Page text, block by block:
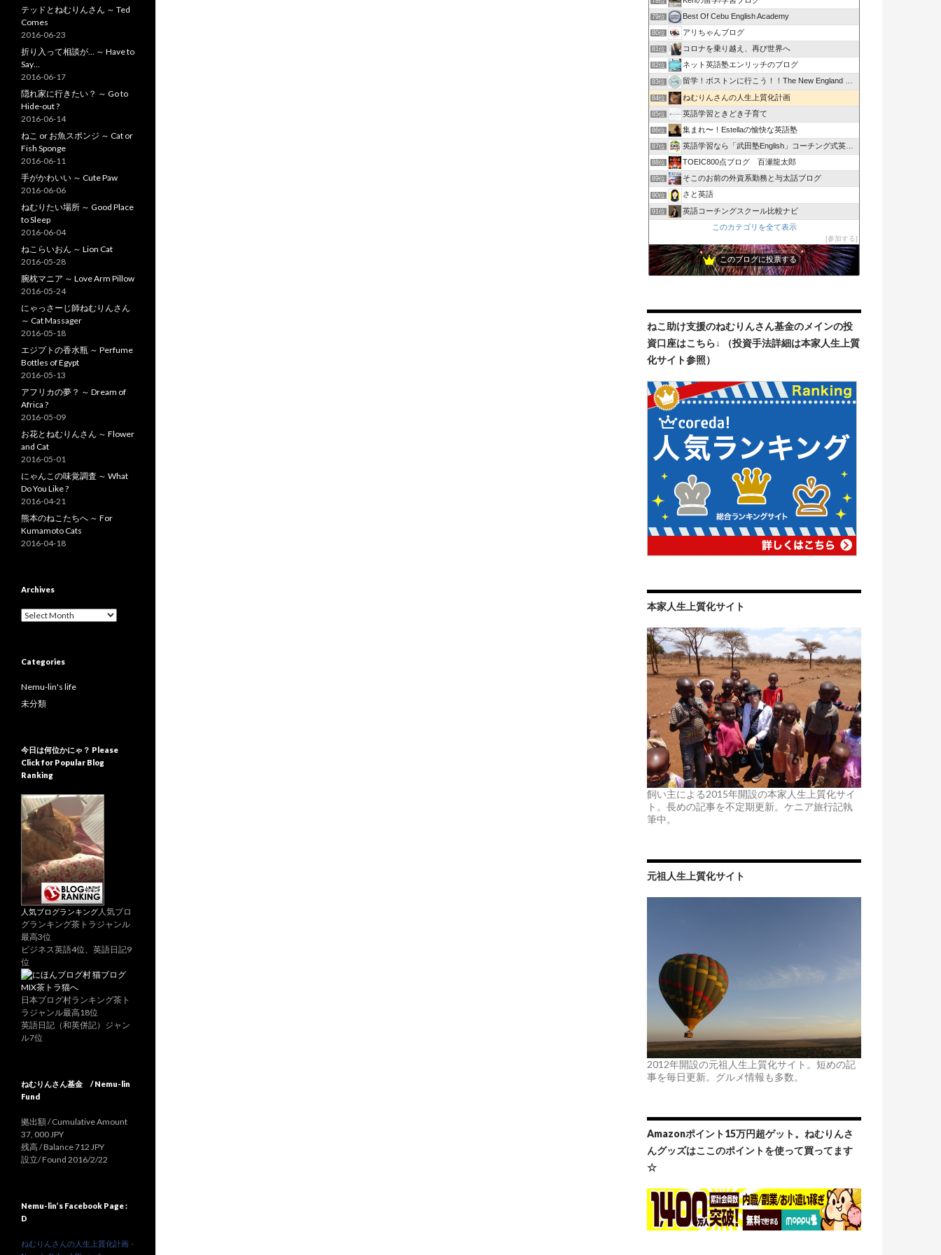
79位 Best Of Cebu English Academy
80位 アリちゃんブログ
81位 コロナを乗り越え、再び世界へ
82位 ネット英語塾エンリッチのブログ
83位 留学！ボストンに行こう！！The New England …
84位 ねむりんさんの人生上質化計画
85位 英語学習ときどき子育て
86位 集まれ〜！Estellaの愉快な英語塾
87位 英語学習なら「武田塾English」コーチング式英語スクール
88位 TOEIC800点ブログ 百瀬龍太郎
89位 そこのお前の外資系勤務と与太話ブログ
90位 さと英語
91位
英語コーチングスクール比較ナビ
このカテゴリを全て表示
参加する
このブログに投票する
ねこ助け支援のねむりんさん基金のメインの投
資口座はこちら↓ （投資手法詳細は本家人生上質
化サイト参照）
本家人生上質化サイト
飼い主による2015年開設の本家人生上質化サイ
ト。長めの記事を不定期更新。ケニア旅行記執
筆中。
元祖人生上質化サイト
2012年開設の元祖人生上質化サイト。短めの記
事を毎日更新。グルメ情報も多数。
Amazonポイント15万円超ゲット。ねむりんさ
んグッズはここのポイントを使って買ってます
☆
テッドとねむりんさん ～ Ted
Comes
2016-06-23
折り入って相談が… ～ Have to
Say…
2016-06-17
隠れ家に行きたい？ ～ Go to
Hide-out ?
2016-06-14
ねこ or お魚スポンジ ～ Cat or
Fish Sponge
2016-06-11
手がかわいい ～ Cute Paw
2016-06-06
ねむりたい場所 ～ Good Place
to Sleep
2016-06-04
ねこらいおん ～ Lion Cat
2016-05-28
腕枕マニア ～ Love Arm Pillow
2016-05-24
にゃっさーじ師ねむりんさん
～ Cat Massager
2016-05-18
エジプトの香水瓶 ～ Perfume
Bottles of Egypt
2016-05-13
アフリカの夢？ ～ Dream of
Africa ?
2016-05-09
お花とねむりんさん ～ Flower
and Cat
2016-05-01
にゃんこの味覚調査 ～ What
Do You Like ?
2016-04-21
熊本のねこたちへ ～ For
Kumamoto Cats
2016-04-18
Archives
A
i
e
s
Categories
Nemu-lin's life
未分類
今日は何位かにゃ？ Please
Click for Popular Blog
Ranking
人気ブログランキング人気ブロ
グランキング茶トラジャンル
最高3位
ビジネス英語4位、英語日記9
位
日本ブログ村ランキング茶ト
ラジャンル最高18位
英語日記（和英併記）ジャン
ル7位
ねむりんさん基金 / Nemu-lin
Fund
拠出額 / Cumulative Amount
37, 000 JPY
残高 / Balance 712 JPY
設立/ Found 2016/2/22
Nemu-lin’s Facebook Page :
D
ねむりんさんの人生上質化計画 -